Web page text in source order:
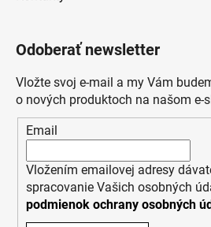
Odoberať newsletter
Vložte svoj e-mail a my Vám
o nových produktoch na našom e-
Email
Vložením emailovej adresy
spracovanie Vašich osobných
podmienok ochrany osobných